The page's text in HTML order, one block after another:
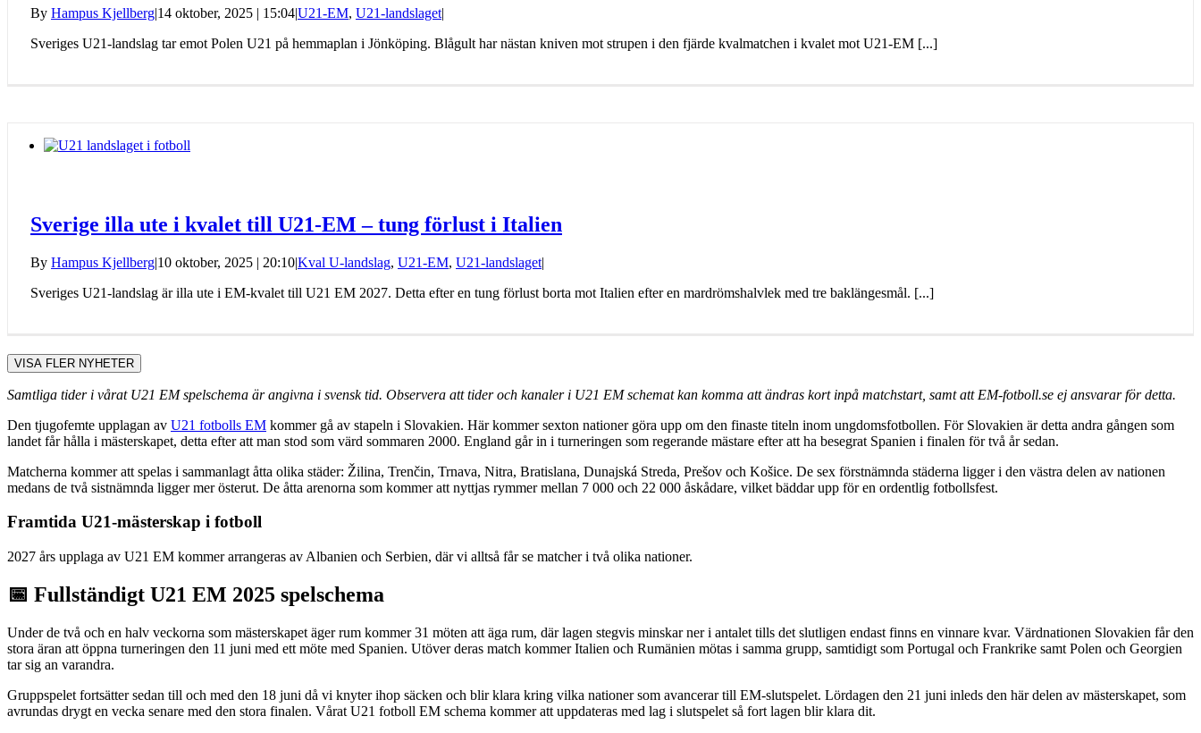
By Hampus Kjellberg|14 oktober, 2025 | 15:04|U21-EM, U21-landslaget|
Sveriges U21-landslag tar emot Polen U21 på hemmaplan i Jönköping. Blågult har nästan kniven mot strupen i den fjärde kvalmatchen i kvalet mot U21-EM [...]
Sverige illa ute i kvalet till U21-EM – tung förlust i Italien
By Hampus Kjellberg|10 oktober, 2025 | 20:10|Kval U-landslag, U21-EM, U21-landslaget|
Sveriges U21-landslag är illa ute i EM-kvalet till U21 EM 2027. Detta efter en tung förlust borta mot Italien efter en mardrömshalvlek med tre baklängesmål. [...]
VISA FLER NYHETER
Samtliga tider i vårat U21 EM spelschema är angivna i svensk tid. Observera att tider och kanaler i U21 EM schemat kan komma att ändras kort inpå matchstart, samt att EM-fotboll.se ej ansvarar för detta.
Den tjugofemte upplagan av U21 fotbolls EM kommer gå av stapeln i Slovakien. Här kommer sexton nationer göra upp om den finaste titeln inom ungdomsfotbollen. För Slovakien är detta andra gången som
landet får hålla i mästerskapet, detta efter att man stod som värd sommaren 2000. England går in i turneringen som regerande mästare efter att ha besegrat Spanien i finalen för två år sedan.
Matcherna kommer att spelas i sammanlagt åtta olika städer: Žilina, Trenčin, Trnava, Nitra, Bratislana, Dunajská Streda, Prešov och Košice. De sex förstnämnda städerna ligger i den västra delen av nationen
medans de två sistnämnda ligger mer österut. De åtta arenorna som kommer att nyttjas rymmer mellan 7 000 och 22 000 åskådare, vilket bäddar upp för en ordentlig fotbollsfest.
Framtida U21-mästerskap i fotboll
2027 års upplaga av U21 EM kommer arrangeras av Albanien och Serbien, där vi alltså får se matcher i två olika nationer.
📅 Fullständigt U21 EM 2025 spelschema
Under de två och en halv veckorna som mästerskapet äger rum kommer 31 möten att äga rum, där lagen stegvis minskar ner i antalet tills det slutligen endast finns en vinnare kvar. Värdnationen Slovakien får den
stora äran att öppna turneringen den 11 juni med ett möte med Spanien. Utöver deras match kommer Italien och Rumänien mötas i samma grupp, samtidigt som Portugal och Frankrike samt Polen och Georgien
tar sig an varandra.
Gruppspelet fortsätter sedan till och med den 18 juni då vi knyter ihop säcken och blir klara kring vilka nationer som avancerar till EM-slutspelet. Lördagen den 21 juni inleds den här delen av mästerskapet, som
avrundas drygt en vecka senare med den stora finalen. Vårat U21 fotboll EM schema kommer att uppdateras med lag i slutspelet så fort lagen blir klara dit.